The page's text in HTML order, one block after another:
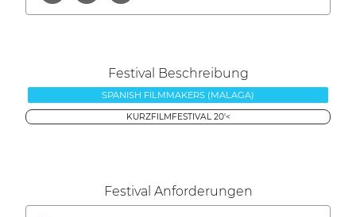
Festival Beschreibung
SPANISH FILMMAKERS (MALAGA)
KURZFILMFESTIVAL 20'<
Festival Anforderungen